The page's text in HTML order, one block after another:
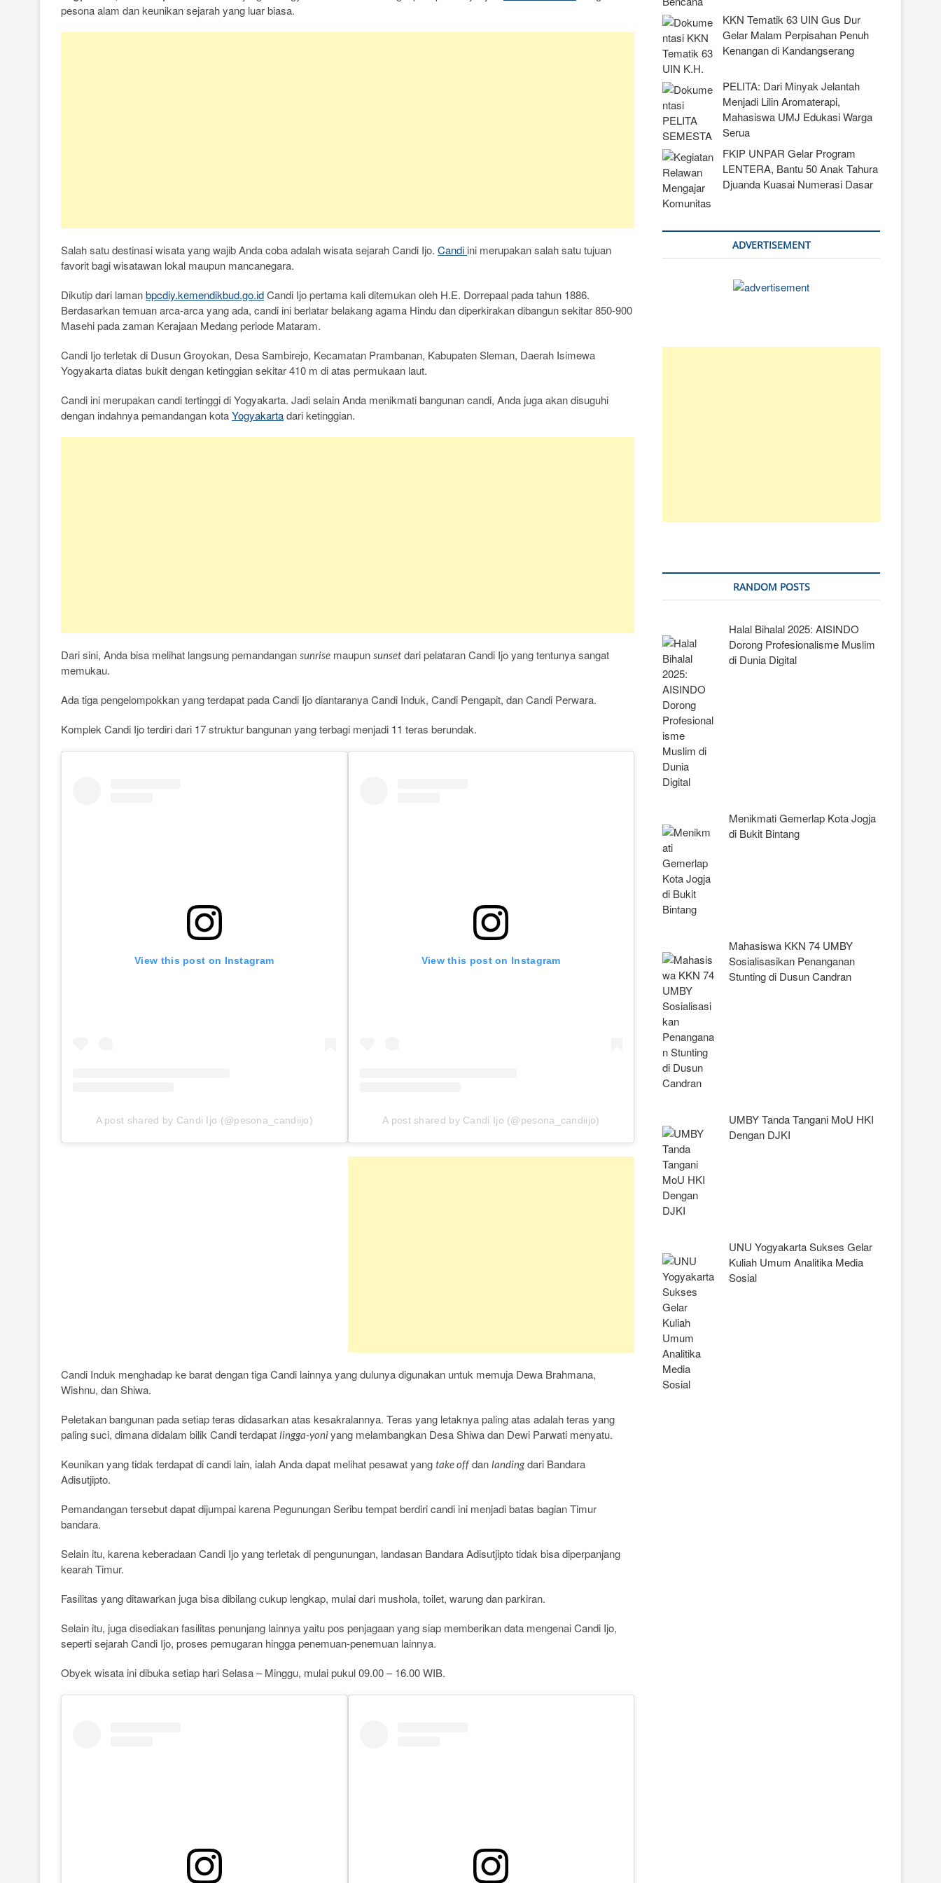
e
b
t
t
t
s
e
g
i
l
y
L
n
t
r
e
pesona alam dan keunikan sejarah yang luar biasa.
Salah satu destinasi wisata yang wajib Anda coba adalah wisata sejarah Candi Ijo. Candi ini merupakan salah satu tujuan
favorit bagi wisatawan lokal maupun mancanegara.
Dikutip dari lamanbpcdiy.kemendikbud.go.idCandi Ijo pertama kali ditemukan oleh H.E. Dorrepaal pada tahun 1886.
Berdasarkan temuan arca-arca yang ada, candi ini berlatar belakang agama Hindu dan diperkirakan dibangun sekitar 850-900
Masehi pada zaman Kerajaan Medang periode Mataram.
Candi Ijo terletak di Dusun Groyokan, Desa Sambirejo, Kecamatan Prambanan, Kabupaten Sleman, Daerah Isimewa
Yogyakarta diatas bukit dengan ketinggian sekitar 410 m di atas permukaan laut.
Candi ini merupakan candi tertinggi di Yogyakarta. Jadi selain Anda menikmati bangunan candi, Anda juga akan disuguhi
dengan indahnya pemandangan kotaYogyakartadari ketinggian.
Dari sini, Anda bisa melihat langsung pemandangan sunrise maupun sunsetdari pelataran Candi Ijo yang tentunya sangat
memukau.
Ada tiga pengelompokkan yang terdapat pada Candi Ijo diantaranya Candi Induk, Candi Pengapit, dan Candi Perwara.
Komplek Candi Ijo terdiri dari 17 struktur bangunan yang terbagi menjadi 11 teras berundak.
View this post on Instagram
A post shared by Candi Ijo (@pesona_candiijo)
View this post on Instagram
A post shared by Candi Ijo (@pesona_candiijo)
Candi Induk menghadap ke barat dengan tiga Candi lainnya yang dulunya digunakan untuk memuja Dewa Brahmana,
Wishnu, dan Shiwa.
Peletakan bangunan pada setiap teras didasarkan atas kesakralannya. Teras yang letaknya paling atas adalah teras yang
paling suci, dimana didalam bilik Candi terdapat lingga-yoniyang melambangkan Desa Shiwa dan Dewi Parwati menyatu.
Keunikan yang tidak terdapat di candi lain, ialah Anda dapat melihat pesawat yang take offdan landingdari Bandara
Adisutjipto.
Pemandangan tersebut dapat dijumpai karena Pegunungan Seribu tempat berdiri candi ini menjadi batas bagian Timur
bandara.
Selain itu, karena keberadaan Candi Ijo yang terletak di pengunungan, landasan Bandara Adisutjipto tidak bisa diperpanjang
kearah Timur.
Fasilitas yang ditawarkan juga bisa dibilang cukup lengkap, mulai dari mushola, toilet, warung dan parkiran.
Selain itu, juga disediakan fasilitas penunjang lainnya yaitu pos penjagaan yang siap memberikan data mengenai Candi Ijo,
seperti sejarah Candi Ijo, proses pemugaran hingga penemuan-penemuan lainnya.
Obyek wisata ini dibuka setiap hari Selasa – Minggu, mulai pukul 09.00 – 16.00 WIB.
KKN Tematik 63 UIN Gus Dur
Gelar Malam Perpisahan Penuh
Kenangan di Kandangserang
PELITA: Dari Minyak Jelantah
Menjadi Lilin Aromaterapi,
Mahasiswa UMJ Edukasi Warga
Serua
FKIP UNPAR Gelar Program
LENTERA, Bantu 50 Anak Tahura
Djuanda Kuasai Numerasi Dasar
ADVERTISEMENT
RANDOM POSTS
Halal Bihalal 2025: AISINDO
Dorong Profesionalisme Muslim
di Dunia Digital
Menikmati Gemerlap Kota Jogja
di Bukit Bintang
Mahasiswa KKN 74 UMBY
Sosialisasikan Penanganan
Stunting di Dusun Candran
UMBY Tanda Tangani MoU HKI
Dengan DJKI
UNU Yogyakarta Sukses Gelar
Kuliah Umum Analitika Media
Sosial